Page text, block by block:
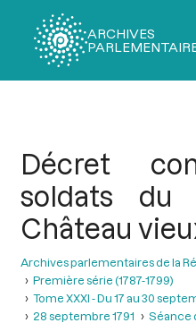
ARCHIVES
Décret
soldats du
Château
Archives parlementaires de la
Première série (1787-1799)
Tome XXXI - Du 17 au 30
28 septembre 1791
Séance